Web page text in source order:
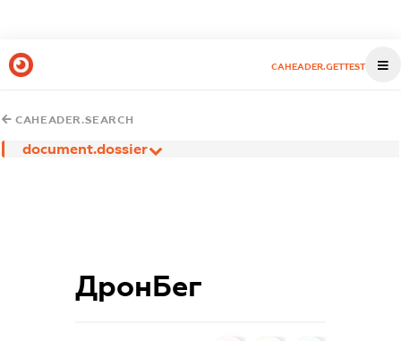
CAHEADER.GETTEST
CAHEADER.SEARCH
document.dossier
ДронБег